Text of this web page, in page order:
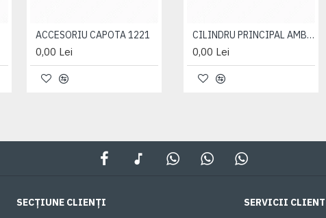
ACCESORIU CAPOTA 1221
0,00 Lei
ACCESORIU CAPOTA 1221
0,00 Lei
CILINDRU PRINCIPAL AMBREIAJ 1523-2022 ( S2602S3 )
0,00 Lei
SECȚIUNE CLIENȚI
SERVICII CLIENT